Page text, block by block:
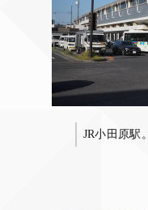
JR小田原駅。